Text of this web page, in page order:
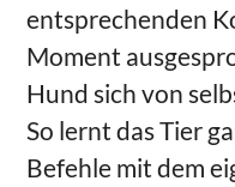
entsprechenden
Moment
Hund sich von
So lernt das Tier
Befehle mit dem